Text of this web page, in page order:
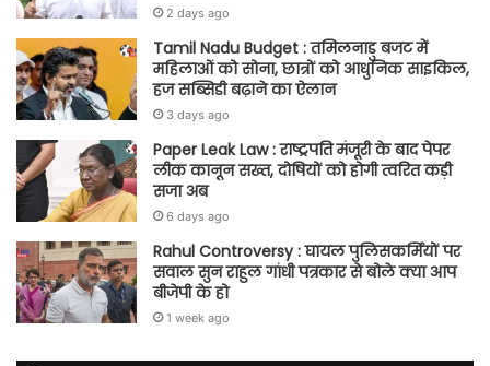
2 days ago
Tamil Nadu Budget : तमिलनाडु बजट में
महिलाओं को सोना, छात्रों को आधुनिक साइकिल,
हज सब्सिडी बढ़ाने का ऐलान
3 days ago
Paper Leak Law : राष्ट्रपति मंजूरी के बाद पेपर
लीक कानून सख्त, दोषियों को होगी त्वरित कड़ी
सजा अब
6 days ago
Rahul Controversy : घायल पुलिसकर्मियों पर
सवाल सुन राहुल गांधी पत्रकार से बोले क्या आप
बीजेपी के हो
1 week ago